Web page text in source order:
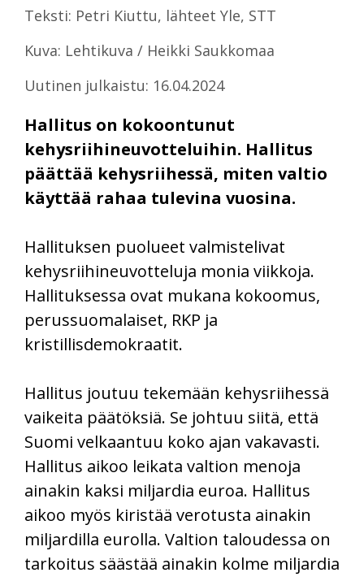
Teksti: Petri Kiuttu, lähteet Yle, STT
Kuva: Lehtikuva / Heikki Saukkomaa
Uutinen julkaistu: 16.04.2024
Hallitus on kokoontunut
kehysriihineuvotteluihin. Hallitus
päättää kehysriihessä, miten valtio
käyttää rahaa tulevina vuosina.
Hallituksen puolueet valmistelivat
kehysriihineuvotteluja monia viikkoja.
Hallituksessa ovat mukana kokoomus,
perussuomalaiset, RKP ja
kristillisdemokraatit.
Hallitus joutuu tekemään kehysriihessä
vaikeita päätöksiä. Se johtuu siitä, että
Suomi velkaantuu koko ajan vakavasti.
Hallitus aikoo leikata valtion menoja
ainakin kaksi miljardia euroa. Hallitus
aikoo myös kiristää verotusta ainakin
miljardilla eurolla. Valtion taloudessa on
tarkoitus säästää ainakin kolme miljardia